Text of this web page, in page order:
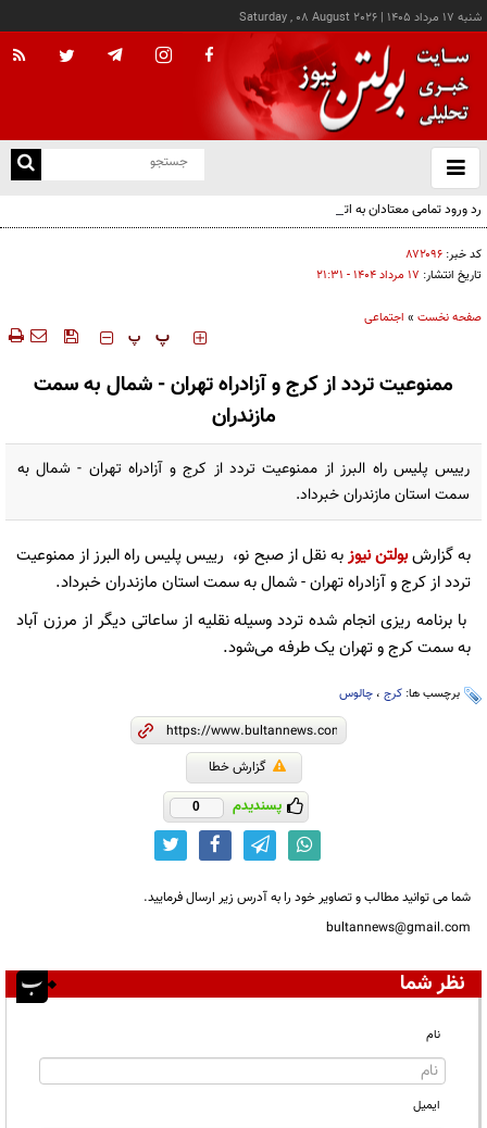
شنبه ۱۷ مرداد ۱۴۰۵ |
Saturday , 08 August 2026
باز
و
رد ورود تمامی معتادان به اتاق‌های مدیریت مصرف؛ شرایط خاص پذیرش
کد خبر: ۸۷۲۰۹۶
تاریخ انتشار: ۱۷ مرداد ۱۴۰۴ - ۲۱:۳۱
صفحه نخست » اجتماعی
‍‍‍ پ پ
ممنوعیت تردد از کرج و آزادراه تهران - شمال به سمت
مازندران
رییس پلیس راه البرز از ممنوعیت تردد از کرج و آزادراه تهران - شمال به
سمت استان مازندران خبرداد.
به گزارشبولتن نیوزبه نقل از صبح نو، رییس پلیس راه البرز از ممنوعیت
تردد از کرج و آزادراه تهران - شمال به سمت استان مازندران خبرداد.
با برنامه ریزی انجام شده تردد وسیله نقلیه از ساعاتی دیگر از مرزن آباد
به سمت کرج و تهران یک طرفه می‌شود.
برچسب ها: کرج ، چالوس
گزارش خطا
پسندیدم 0
شما می توانید مطالب و تصاویر خود را به آدرس زیر ارسال فرمایید.
bultannews@gmail.com
نظر شما
نام
ایمیل